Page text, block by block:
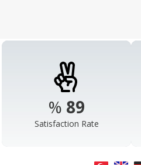
% 98
Satisfaction Rate